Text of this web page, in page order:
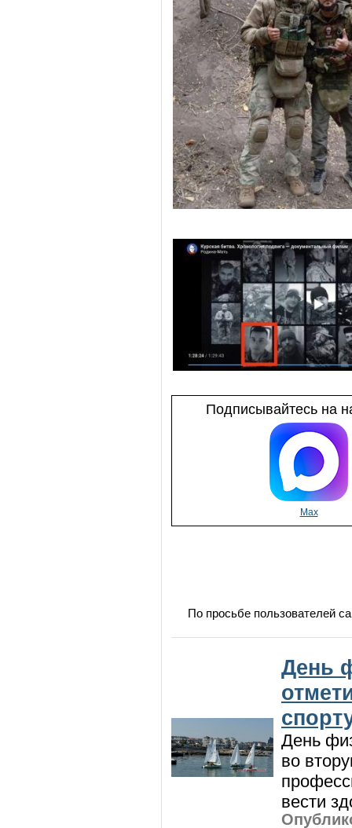
Подписывайтесь на
Max
По просьбе пользователей
День
День
во
вести